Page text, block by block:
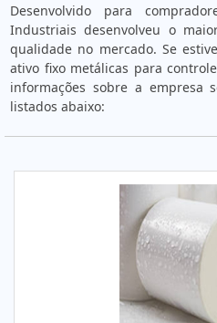
Desenvolvido para
Industriais desenvolveu o
qualidade no mercado. Se
ativo fixo metálicas para
informações sobre a empresa
listados abaixo: